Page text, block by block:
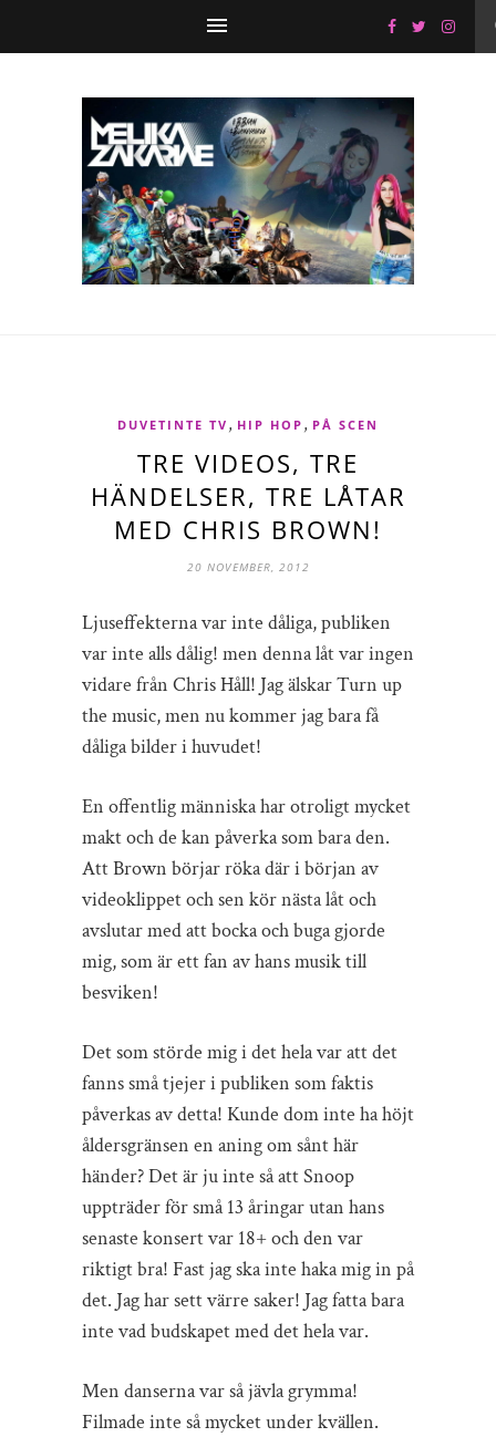
DUVETINTE TV , HIP HOP , PÅ SCEN
TRE VIDEOS, TRE
HÄNDELSER, TRE LÅTAR
MED CHRIS BROWN!
20 NOVEMBER, 2012
Ljuseffekterna var inte dåliga, publiken
var inte alls dålig! men denna låt var ingen
vidare från Chris Håll! Jag älskar Turn up
the music, men nu kommer jag bara få
dåliga bilder i huvudet!
En offentlig människa har otroligt mycket
makt och de kan påverka som bara den.
Att Brown börjar röka där i början av
videoklippet och sen kör nästa låt och
avslutar med att bocka och buga gjorde
mig, som är ett fan av hans musik till
besviken!
Det som störde mig i det hela var att det
fanns små tjejer i publiken som faktis
påverkas av detta! Kunde dom inte ha höjt
åldersgränsen en aning om sånt här
händer? Det är ju inte så att Snoop
uppträder för små 13 åringar utan hans
senaste konsert var 18+ och den var
riktigt bra! Fast jag ska inte haka mig in på
det. Jag har sett värre saker! Jag fatta bara
inte vad budskapet med det hela var.
Men danserna var så jävla grymma!
Filmade inte så mycket under kvällen.